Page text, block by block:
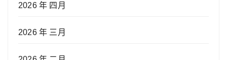
2026 年 四月
2026 年 三月